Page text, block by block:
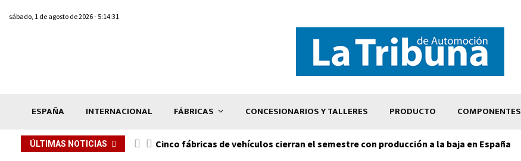
sábado, 1 de agosto de 2026 - 5:14:31
ESPAÑA INTERNACIONAL FÁBRICAS CONCESIONARIOS Y TALLERES PRODUCTO COMPONENTES
ÚLTIMAS NOTICIAS Cinco fábricas de vehículos cierran el semestre con producción a la baja en España